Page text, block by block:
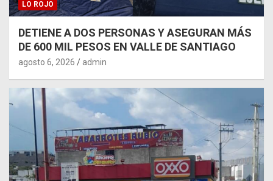
LO ROJO
DETIENE A DOS PERSONAS Y ASEGURAN MÁS
DE 600 MIL PESOS EN VALLE DE SANTIAGO
agosto 6, 2026 admin